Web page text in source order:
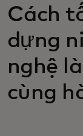
Cách
dựng
nghệ
cùng